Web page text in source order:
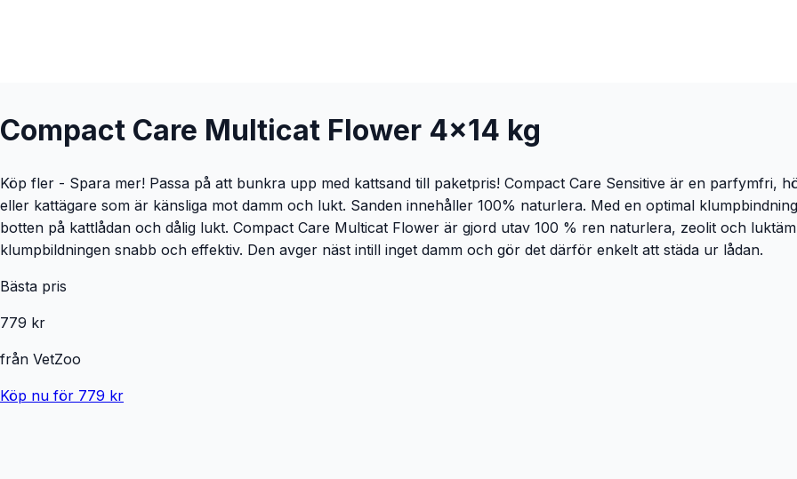
Compact Care Multicat Flower 4x14 kg
Köp fler - Spara mer! Passa på att bunkra upp med kattsand till paketpris! Compact Care Sensitive är en parfymfri,
eller kattägare som är känsliga mot damm och lukt. Sanden innehåller 100% naturlera. Med en optimal
botten på kattlådan och dålig lukt. Compact Care Multicat Flower är gjord utav 100 % ren naturlera, zeolit och
klumpbildningen snabb och effektiv. Den avger näst intill inget damm och gör det därför enkelt att städa ur lådan.
Bästa pris
779 kr
från VetZoo
Köp nu för 779 kr